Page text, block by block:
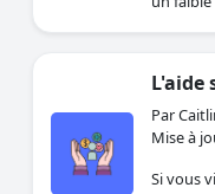
L'aide
Par
Mise à
Si vous